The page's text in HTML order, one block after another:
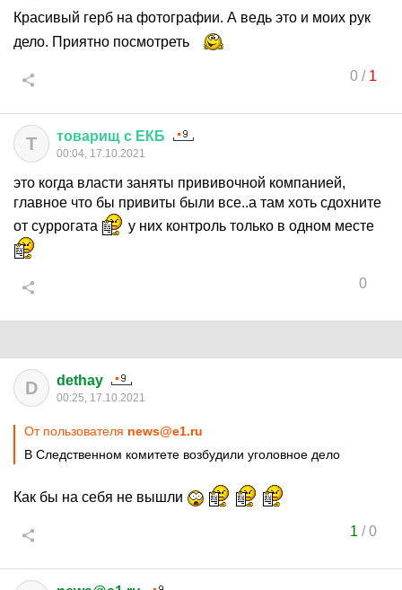
Красивый герб на фотографии. А ведь это и моих рук
дело. Приятно посмотреть
0/ 1
Т товарищ с ЕКБ
00:04, 17.10.2021
это когда власти заняты прививочной компанией,
главное что бы привиты были все..а там хоть сдохните
от суррогата
у них контроль только в одном месте
0
D dethay
00:25, 17.10.2021
От пользователя news@e1.ru
В Следственном комитете возбудили уголовное дело
Как бы на себя не вышли
1 /0